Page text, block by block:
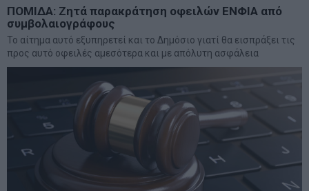
ΠΟΜΙΔΑ: Ζητά παρακράτηση οφειλών ΕΝΦΙΑ από
συμβολαιογράφους
Το αίτημα αυτό εξυπηρετεί και το Δημόσιο γιατί θα εισπράξει τις
προς αυτό οφειλές αμεσότερα και με απόλυτη ασφάλεια